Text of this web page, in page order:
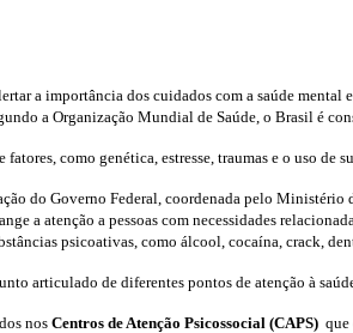
a importância dos cuidados com a saúde
a Organização Mundial de Saúde, o Brasil é
como genética, estresse, traumas e o uso de
do Governo Federal, coordenada pelo Ministério
a atenção a pessoas com necessidades
psicoativas, como álcool, cocaína, crack,
articulado de diferentes pontos de atenção à
nos Centros de Atenção Psicossocial (CAPS) que